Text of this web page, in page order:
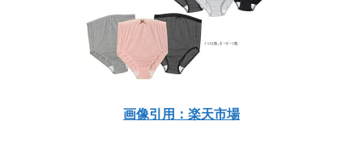
画像引用：楽天市場